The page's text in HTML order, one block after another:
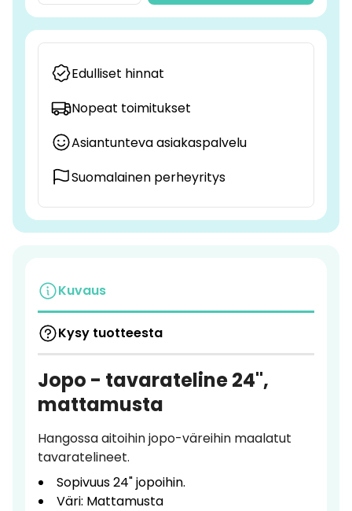
Edulliset hinnat
Nopeat toimitukset
Asiantunteva asiakaspalvelu
Suomalainen perheyritys
Kuvaus
Kysy tuotteesta
Jopo - tavarateline 24",
mattamusta
Hangossa aitoihin jopo-väreihin maalatut
tavaratelineet.
Sopivuus 24" jopoihin.
Väri: Mattamusta